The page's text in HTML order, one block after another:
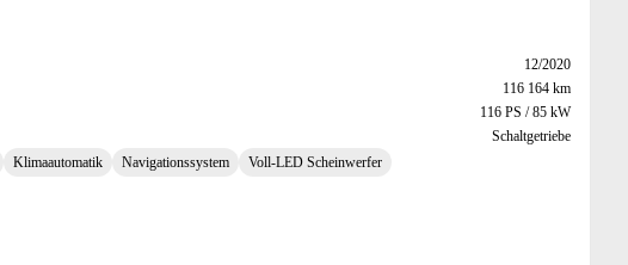
12/2020
116 164 km
116 PS / 85 kW
Schaltgetriebe
Klimaautomatik Navigationssystem Voll-LED Scheinwerfer